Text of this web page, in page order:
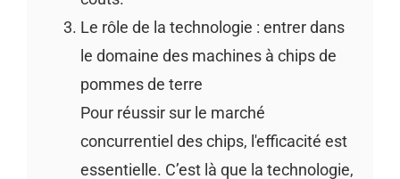
Le rôle de la technologie : entrer dans
le domaine des machines à chips de
pommes de terre
Pour réussir sur le marché
concurrentiel des chips, l'efficacité est
essentielle. C’est là que la technologie,